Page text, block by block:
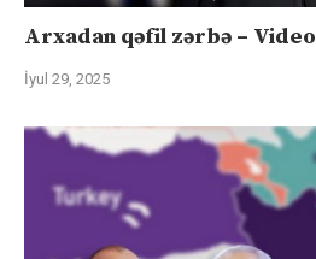
Arxadan qəfil zərbə – Video
İyul 29, 2025